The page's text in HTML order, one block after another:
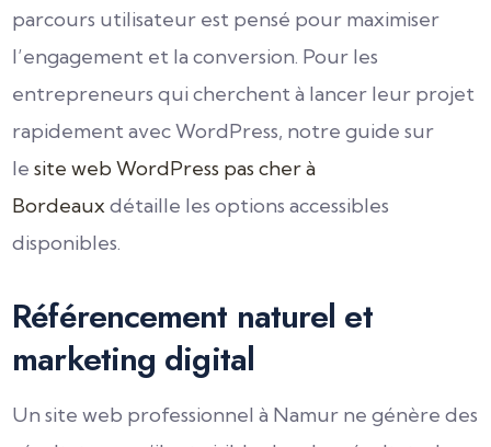
parcours utilisateur est pensé pour maximiser
l’engagement et la conversion. Pour les
entrepreneurs qui cherchent à lancer leur projet
rapidement avec WordPress, notre guide sur
le site web WordPress pas cher à
Bordeauxdétaille les options accessibles
disponibles.
Référencement naturel et
marketing digital
Un site web professionnel à Namur ne génère des